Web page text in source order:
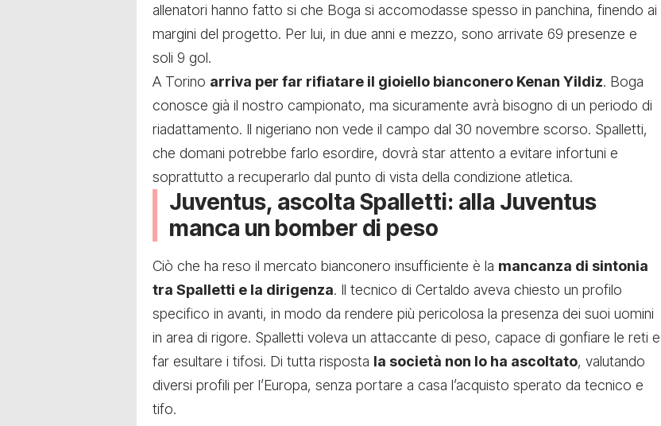
allenatori hanno fatto si che Boga si accomodasse spesso in panchina, finendo ai
margini del progetto. Per lui, in due anni e mezzo, sono arrivate 69 presenze e
soli 9 gol.
A Torino arriva per far rifiatare il gioiello bianconero Kenan Yildiz. Boga
conosce già il nostro campionato, ma sicuramente avrà bisogno di un periodo di
riadattamento. Il nigeriano non vede il campo dal 30 novembre scorso. Spalletti,
che domani potrebbe farlo esordire, dovrà star attento a evitare infortuni e
soprattutto a recuperarlo dal punto di vista della condizione atletica.
Juventus, ascolta Spalletti: alla Juventus
manca un bomber di peso
Ciò che ha reso il mercato bianconero insufficiente è la mancanza di sintonia
tra Spalletti e la dirigenza. Il tecnico di Certaldo aveva chiesto un profilo
specifico in avanti, in modo da rendere più pericolosa la presenza dei suoi uomini
in area di rigore. Spalletti voleva un attaccante di peso, capace di gonfiare le reti e
far esultare i tifosi. Di tutta risposta la società non lo ha ascoltato, valutando
diversi profili per l’Europa, senza portare a casa l’acquisto sperato da tecnico e
tifo.